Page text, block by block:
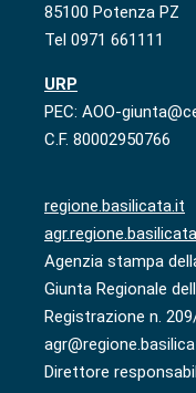
85100 Potenza PZ
Tel 0971 661111
URP
PEC: AOO-
C.F. 80002950766
regione.basilicata.it
Agenzia stampa
Giunta Regionale
Registrazione n.
Direttore